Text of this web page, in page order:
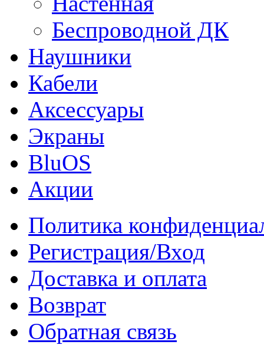
Беспроводной ДК
Наушники
Кабели
Аксессуары
Экраны
BluOS
Акции
Политика
Регистрация/Вход
Доставка и оплата
Возврат
Обратная связь